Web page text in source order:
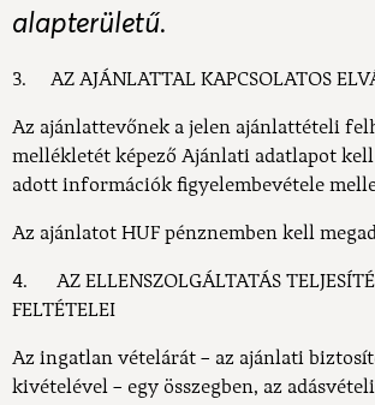
alapterületű.
3. AZ AJÁNLATTAL KAPCSOLATOS
Az ajánlattevőnek a jelen ajánlattételi
mellékletét képező Ajánlati adatlapot
adott információk figyelembevétele
Az ajánlatot HUF pénznemben kell
4. AZ ELLENSZOLGÁLTATÁS
FELTÉTELEI
Az ingatlan vételárát – az ajánlati
kivételével – egy összegben, az